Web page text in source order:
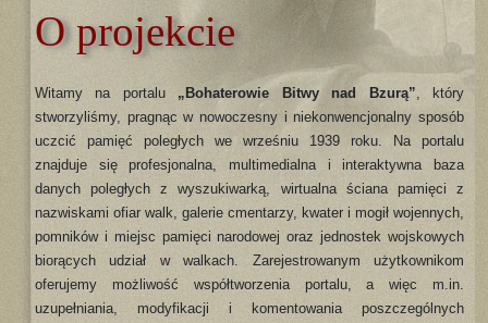
O projekcie
Witamy na portalu „Bohaterowie Bitwy nad Bzurą”, który
stworzyliśmy, pragnąc w nowoczesny i niekonwencjonalny sposób
uczcić pamięć poległych we wrześniu 1939 roku. Na portalu
znajduje się profesjonalna, multimedialna i interaktywna baza
danych poległych z wyszukiwarką, wirtualna ściana pamięci z
nazwiskami ofiar walk, galerie cmentarzy, kwater i mogił wojennych,
pomników i miejsc pamięci narodowej oraz jednostek wojskowych
biorących udział w walkach. Zarejestrowanym użytkownikom
oferujemy możliwość współtworzenia portalu, a więc m.in.
uzupełniania, modyfikacji i komentowania poszczególnych